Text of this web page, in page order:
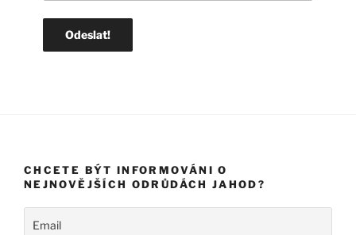
CHCETE BÝT INFORMOVÁNI O
NEJNOVĚJŠÍCH ODRŮDÁCH JAHOD?